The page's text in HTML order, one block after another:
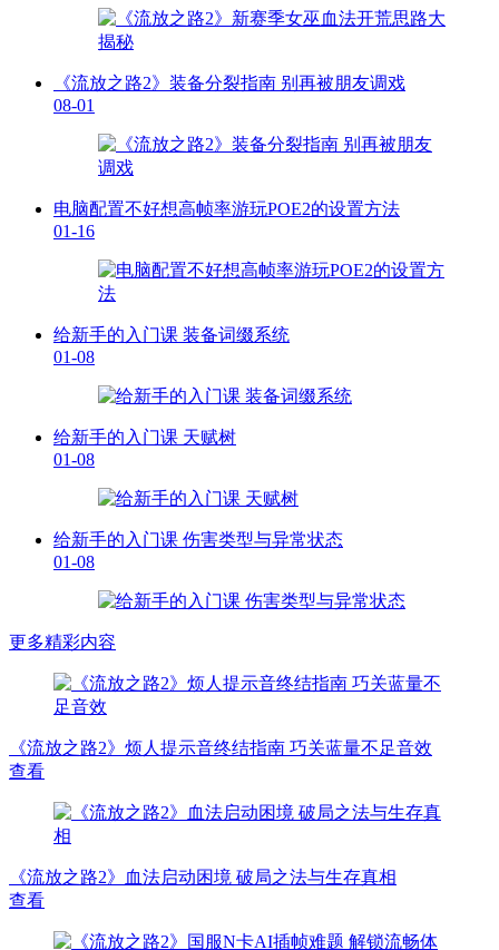
《流放之路2》装备分裂指南 别再被朋友调戏
08-01
电脑配置不好想高帧率游玩POE2的设置方法
01-16
给新手的入门课 装备词缀系统
01-08
给新手的入门课 天赋树
01-08
给新手的入门课 伤害类型与异常状态
01-08
更多精彩内容
《流放之路2》烦人提示音终结指南 巧关蓝量不足音效
查看
《流放之路2》血法启动困境 破局之法与生存真相
查看